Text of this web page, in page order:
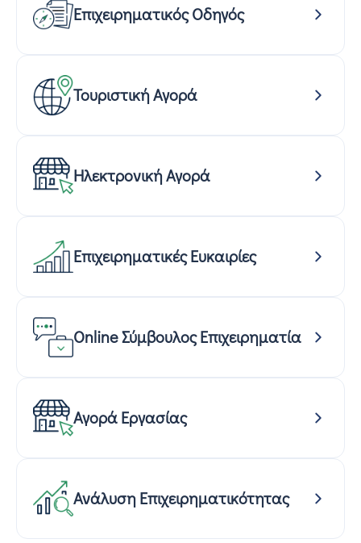
Επιχειρηματικός Οδηγός
Τουριστική Αγορά
Ηλεκτρονική Αγορά
Επιχειρηματικές Ευκαιρίες
Online Σύμβουλος Επιχειρηματία
Αγορά Εργασίας
Ανάλυση Επιχειρηματικότητας